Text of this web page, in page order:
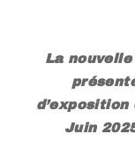
La
Juin